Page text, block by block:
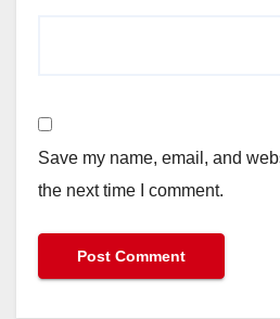
Save my name, email, and
the next time I comment.